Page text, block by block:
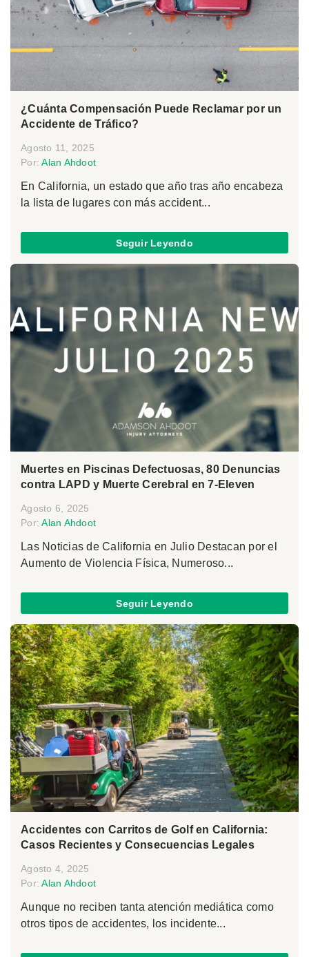
¿Cuánta Compensación Puede Reclamar por un
Accidente de Tráfico?
Agosto 11, 2025
Por:Alan Ahdoot
En California, un estado que año tras año encabeza
la lista de lugares con más accident...
Seguir Leyendo
Muertes en Piscinas Defectuosas, 80 Denuncias
contra LAPD y Muerte Cerebral en 7-Eleven
Agosto 6, 2025
Por:Alan Ahdoot
Las Noticias de California en Julio Destacan por el
Aumento de Violencia Física, Numeroso...
Seguir Leyendo
Accidentes con Carritos de Golf en California:
Casos Recientes y Consecuencias Legales
Agosto 4, 2025
Por:Alan Ahdoot
Aunque no reciben tanta atención mediática como
otros tipos de accidentes, los incidente...